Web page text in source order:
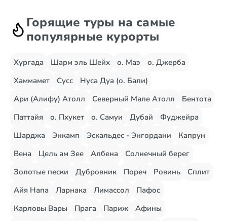
Горящие туры на самые
популярные курорты
Хургада Шарм эль Шейх о. Маэ
о. Джерба
Хаммамет
Сусс
Нуса Дуа (о. Бали)
Ари (Алифу) Атолл
Северный Мале Атолл
Бентота
Паттайя
о. Пхукет о. Самуи Дубай
Фуджейра
Шарджа
Энкамп Эскальдес - Энгордани
Капрун
Вена
Цель ам Зее Албена
Солнечный берег
Золотые пески
Дубровник Пореч Ровинь
Сплит
Айя Напа
Ларнака Лимассол
Пафос
Карловы Вары
Прага Париж
Афины